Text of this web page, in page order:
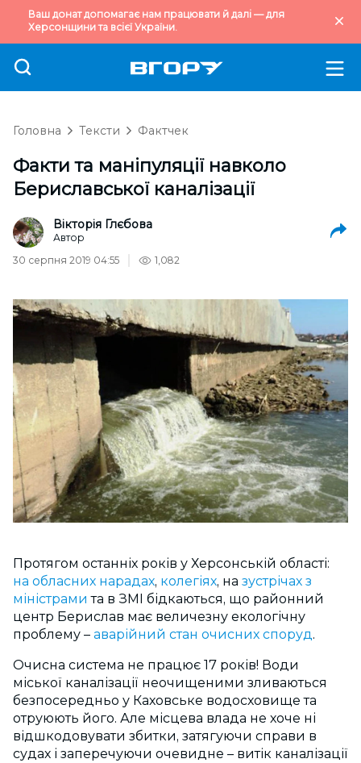
Ваш донат допомагає нам працювати й далі — для
Херсонщини та всієї України.
Головна Тексти Фактчек
Факти та маніпуляції навколо
Бериславської каналізації
Вікторія Глєбова
Автор
30 серпня 2019 04:55
1,082
Протягом останніх років у Херсонській області:
на обласних нарадах, колегіях, на зустрічах з
міністрами та в ЗМІ бідкаються, що районний
центр Берислав має величезну екологічну
проблему – аварійний стан очисних споруд.
Очисна система не працює 17 років! Води
міської каналізації неочищеними зливаються
безпосередньо у Каховське водосховище та
отруюють його. Але місцева влада не хоче ні
відшкодовувати збитки, затягуючи справи в
судах і заперечуючи очевидне – витік каналізації